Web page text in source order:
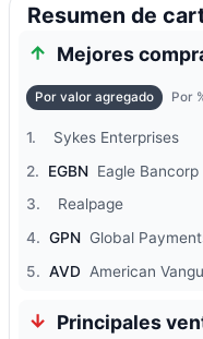
Resumen de
Mejores
Por valor agregado Por
1. Sykes Enterprises
2.
EGBN Eagle Bancorp
3.
Realpage
4. GPN Global
5. AVD American
Principales